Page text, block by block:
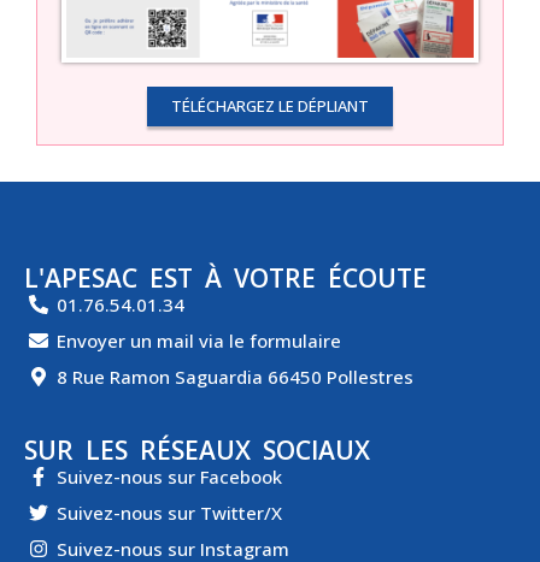
TÉLÉCHARGEZ LE DÉPLIANT
L'APESAC EST À VOTRE ÉCOUTE
01.76.54.01.34
Envoyer un mail via le formulaire
8 Rue Ramon Saguardia 66450 Pollestres
SUR LES RÉSEAUX SOCIAUX
Suivez-nous sur Facebook
Suivez-nous sur Twitter/X
Suivez-nous sur Instagram